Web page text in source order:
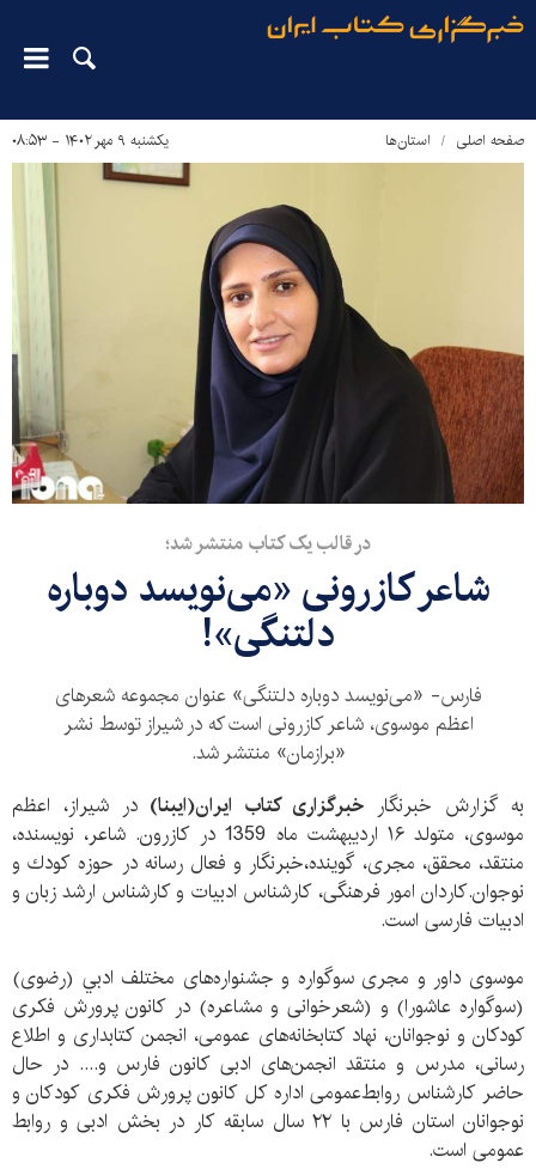
صفحه اصلی استان‌ها یکشنبه ۹ مهر ۱۴۰۲ - ۰۸:۵۳
در قالب یک کتاب منتشر شد؛
شاعر کازرونی «می‌نویسد دوباره
دلتنگی»!
فارس- «می‌نویسد دوباره دلتنگی» عنوان مجموعه شعرهای
اعظم موسوی، شاعر کازرونی است که در شیراز توسط نشر
«برازمان» منتشر شد.
به گزارش خبرنگار خبرگزاری کتاب ایران(ایبنا)در شیراز، اعظم
موسوی، متولد ۱۶ ارديبهشت ماه 1359 در كازرون. شاعر، نويسنده،
منتقد، محقق، مجری، گوینده،خبرنگار و فعال رسانه در حوزه كودك و
نوجوان.كاردان امور فرهنگی، كارشناس ادبيات و کارشناس ارشد زبان و
ادبیات فارسی است.
موسوی داور و مجری سوگواره و جشنواره‌‌های مختلف ادبي (رضوی)
(سوگواره عاشورا) و (شعرخوانی و مشاعره) در كانون پرورش فکری
کودکان و نوجوانان، نهاد کتابخانه‌های عمومی، انجمن کتابداری و اطلاع
رسانی، مدرس و منتقد انجمن‌های ادبی کانون فارس و.... در حال
حاضر كارشناس روابط‌عمومی اداره كل كانون پرورش فكری كودكان و
نوجوانان استان فارس با ۲۲ سال سابقه‌ كار در بخش ادبی و روابط
عمومی است.